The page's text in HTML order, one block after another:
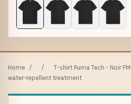
Home / /
T-shirt Puma Tech - Noir
water-repellent treatment